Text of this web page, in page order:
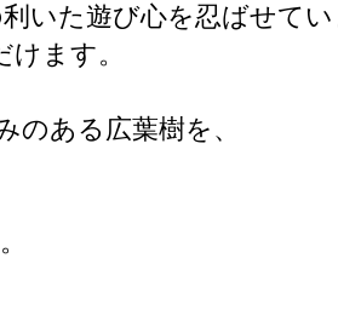
いた遊び心を忍ばせてい
ます。
のある広葉樹を、